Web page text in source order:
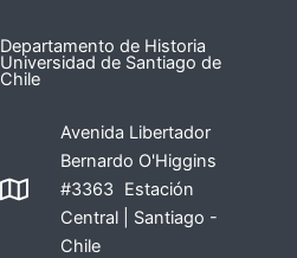
Departamento de Historia
Universidad de Santiago de
Chile
Avenida Libertador
Bernardo O'Higgins
#3363 Estación
Central | Santiago -
Chile